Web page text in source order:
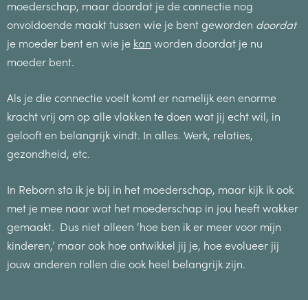
moederschap, maar doordat je de connectie nog
onvoldoende maakt tussen wie je bent geworden doordat
je moeder bent en wie je kan worden doordat je nu
moeder bent.
Als je die connectie voelt komt er namelijk een enorme
kracht vrij om op alle vlakken te doen wat jij echt wil, in
gelooft en belangrijk vindt. In alles. Werk, relaties,
gezondheid, etc.
In Reborn sta ik je bij in het moederschap, maar kijk ik ook
met je mee naar wat het moederschap in jou heeft wakker
gemaakt. Dus niet alleen ‘hoe ben ik er meer voor mijn
kinderen,’ maar ook hoe ontwikkel jij je, hoe evolueer jij
jouw anderen rollen die ook heel belangrijk zijn.